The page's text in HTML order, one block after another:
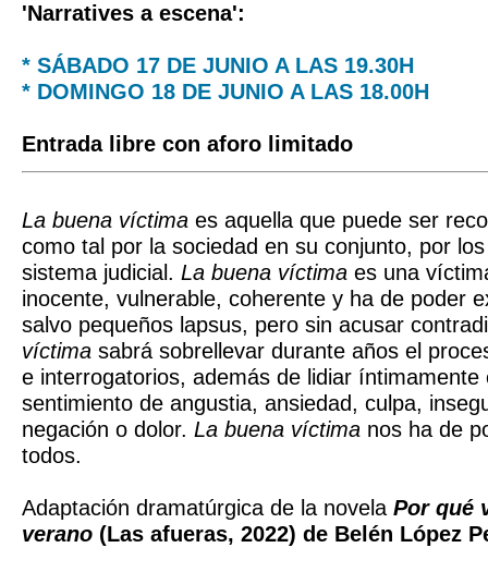
'Narratives a escena':
* SÁBADO 17 DE JUNIO A LAS 19.30H
* DOMINGO 18 DE JUNIO A LAS 18.00H
Entrada libre con aforo limitado
La buena víctima es aquella que puede ser
como tal por la sociedad en su conjunto, por
sistema judicial. La buena víctima es una
inocente, vulnerable, coherente y ha de poder
salvo pequeños lapsus, pero sin acusar
víctima sabrá sobrellevar durante años el
e interrogatorios, además de lidiar íntimamente
sentimiento de angustia, ansiedad, culpa,
negación o dolor. La buena víctima nos ha de
todos.
Adaptación dramatúrgica de la novela Por qué
verano (Las afueras, 2022) de Belén López